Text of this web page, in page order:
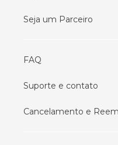
Seja um Parceiro
FAQ
Suporte e contato
Cancelamento e